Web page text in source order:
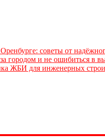
советы от
городом и не ошибиться в
ЖБИ для инженерных